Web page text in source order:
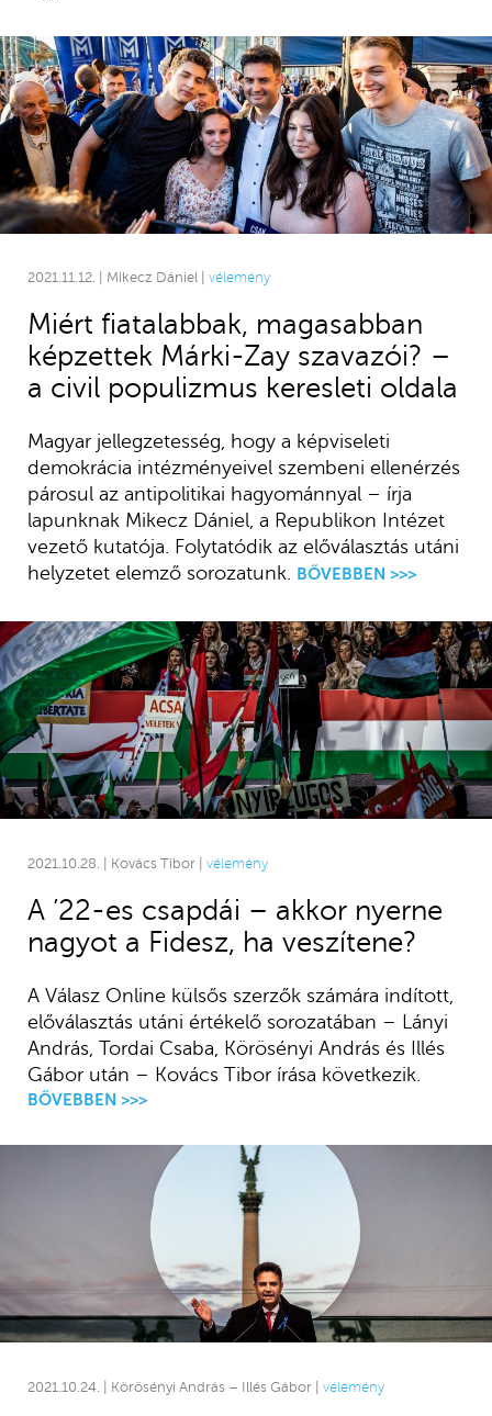
2021.11.12. | Mikecz Dániel | vélemény
Miért fiatalabbak, magasabban
képzettek Márki-Zay szavazói? –
a civil populizmus keresleti oldala
Magyar jellegzetesség, hogy a képviseleti
demokrácia intézményeivel szembeni ellenérzés
párosul az antipolitikai hagyománnyal – írja
lapunknak Mikecz Dániel, a Republikon Intézet
vezető kutatója. Folytatódik az előválasztás utáni
helyzetet elemző sorozatunk. BŐVEBBEN >>>
2021.10.28. | Kovács Tibor | vélemény
A ’22-es csapdái – akkor nyerne
nagyot a Fidesz, ha veszítene?
A Válasz Online külsős szerzők számára indított,
előválasztás utáni értékelő sorozatában – Lányi
András, Tordai Csaba, Körösényi András és Illés
Gábor után – Kovács Tibor írása következik.
BŐVEBBEN >>>
2021.10.24. | Körösényi András – Illés Gábor | vélemény